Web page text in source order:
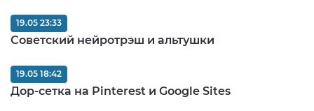
Советский нейротрэш и альтушки
19.05 23:33
Дор-сетка на Pinterest и Google Sites
19.05 18:42